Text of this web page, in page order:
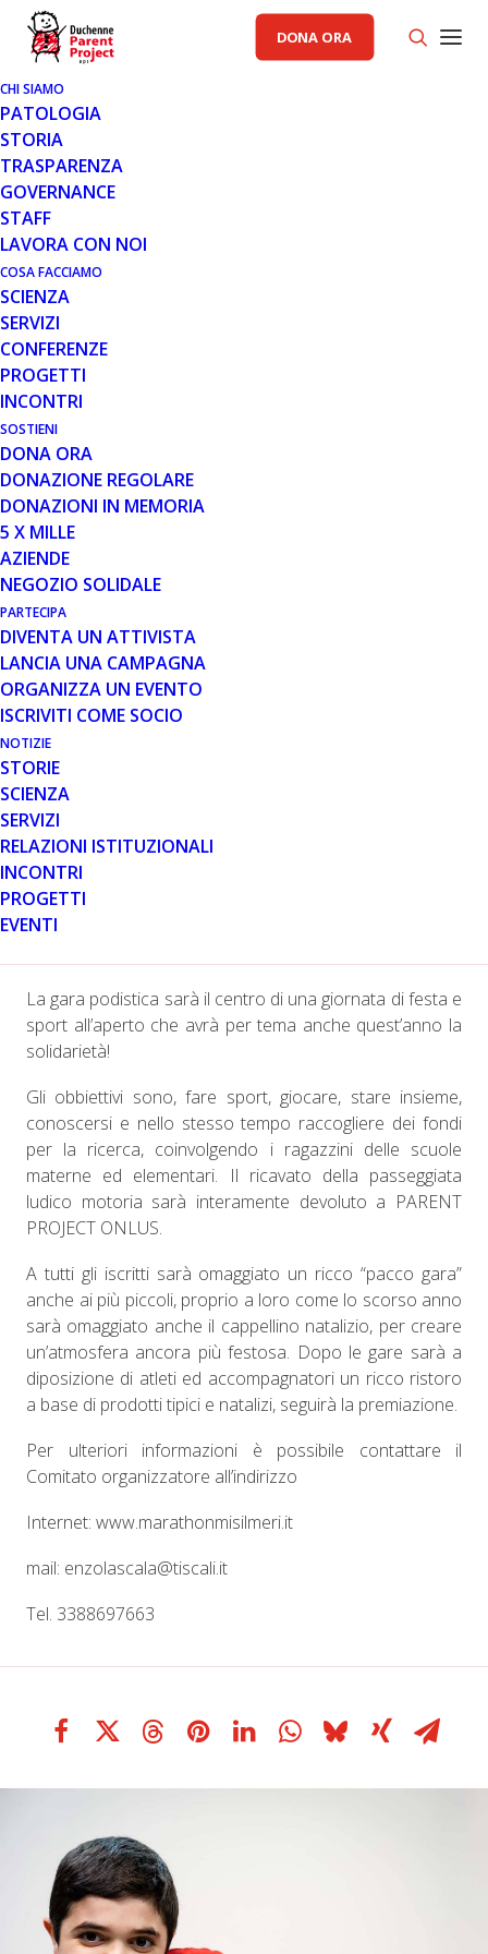
DONA ORA
CHI SIAMO
PATOLOGIA
STORIA
TRASPARENZA
GOVERNANCE
STAFF
LAVORA CON NOI
COSA FACCIAMO
SCIENZA
SERVIZI
CONFERENZE
PROGETTI
INCONTRI
SOSTIENI
DONA ORA
DONAZIONE REGOLARE
DONAZIONI IN MEMORIA
5 X MILLE
AZIENDE
NEGOZIO SOLIDALE
PARTECIPA
DIVENTA UN ATTIVISTA
LANCIA UNA CAMPAGNA
ORGANIZZA UN EVENTO
ISCRIVITI COME SOCIO
NOTIZIE
STORIE
SCIENZA
SERVIZI
RELAZIONI ISTITUZIONALI
INCONTRI
PROGETTI
EVENTI
RACCOLTA FONDI PP
5 DIC 2016
SECONDA EDIZIONE DEL
MISILMERI CHRISTMAS RUN PER
FERMARE LA DUCHENNE
Si gareggerà a Misilmeri, per l’organizzazione
dell’A.S.D. Marathon Misilmeri. Per le scuole
elementari e materne di Misilmeri una prova
promozionale, il ricavato di questa prova andrà
devoluto a Parent Project Onlus.
Misilmeri, – Si svolgerà domenica 11 dicembre la
seconda edizione del Misilmeri Christmas Run,
come prova delBio-Rage Game 2016
sarà il tracciato del centro storico misilmerese, con
partenza e arrivo nella Piazza centrale (Piazza
Comitato). La partenza è fissata alle 9.30. I primi a
prendere il via saranno i piccoli protagonisti delle scuole,
per loro un tracciato compreso tra 800 e 1000 metri, a
seguire le altre categorie, impegnate su varie distanze. Il
circuito di 1350 metri dovrà essere percorso 6 volte per
un totale di 8100 metri per tutte le categorie, per la non
La gara podistica sarà il centro di una giornata di festa e
sport all’aperto che avrà per tema anche quest’anno la
solidarietà!
Gli obbiettivi sono, fare sport, giocare, stare insieme,
conoscersi e nello stesso tempo raccogliere dei fondi
per la ricerca, coinvolgendo i ragazzini delle scuole
materne ed elementari. Il ricavato della passeggiata
ludico motoria sarà interamente devoluto a PARENT
PROJECT ONLUS.
A tutti gli iscritti sarà omaggiato un ricco “pacco gara”
anche ai più piccoli, proprio a loro come lo scorso anno
sarà omaggiato anche il cappellino natalizio, per creare
un’atmosfera ancora più festosa. Dopo le gare sarà a
diposizione di atleti ed accompagnatori un ricco ristoro
a base di prodotti tipici e natalizi, seguirà la premiazione.
Per ulteriori informazioni è possibile contattare il
Comitato organizzatore all’indirizzo
Internet: www.marathonmisilmeri.it
mail: enzolascala@tiscali.it
Tel. 3388697663